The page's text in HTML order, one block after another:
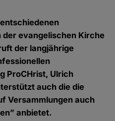
der evangelischen Kirche
der langjährige
ProCHrist, Ulrich
auch die die
Versammlungen auch
anbietet.